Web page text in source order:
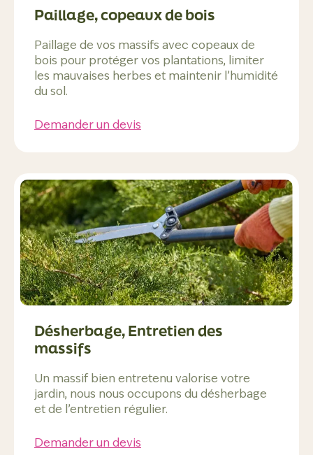
Paillage, copeaux de bois
Paillage de vos massifs avec copeaux de
bois pour protéger vos plantations, limiter
les mauvaises herbes et maintenir l’humidité
du sol.
Demander un devis
Désherbage, Entretien des
massifs
Un massif bien entretenu valorise votre
jardin, nous nous occupons du désherbage
et de l’entretien régulier.
Demander un devis